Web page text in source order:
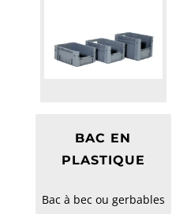
BAC EN
PLASTIQUE
Bac à bec ou gerbables